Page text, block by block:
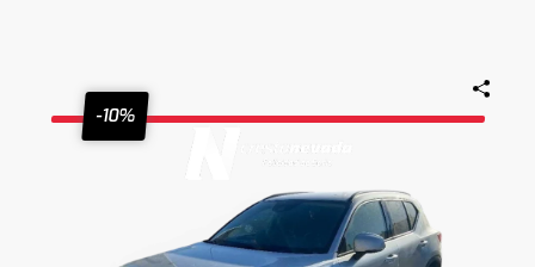
-10%